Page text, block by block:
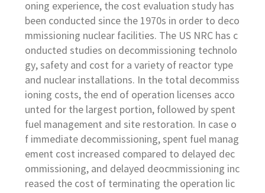
oning experience, the cost evaluation study has
been conducted since the 1970s in order to deco
mmissioning nuclear facilities. The US NRC has c
onducted studies on decommissioning technolo
gy, safety and cost for a variety of reactor type
and nuclear installations. In the total decommiss
ioning costs, the end of operation licenses acco
unted for the largest portion, followed by spent
fuel management and site restoration. In case o
f immediate decommissioning, spent fuel manag
ement cost increased compared to delayed dec
ommissioning, and delayed deocmmissioning inc
reased the cost of terminating the operation lic